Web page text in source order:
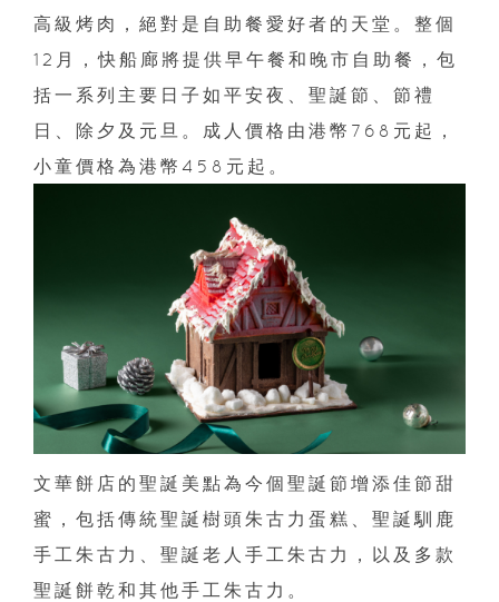
高級烤肉，絕對是自助餐愛好者的天堂。整個
12月，快船廊將提供早午餐和晚市自助餐，包
括一系列主要日子如平安夜、聖誕節、節禮
日、除夕及元旦。成人價格由港幣768元起，
小童價格為港幣458元起。
文華餅店的聖誕美點為今個聖誕節增添佳節甜
蜜，包括傳統聖誕樹頭朱古力蛋糕、聖誕馴鹿
手工朱古力、聖誕老人手工朱古力，以及多款
聖誕餅乾和其他手工朱古力。